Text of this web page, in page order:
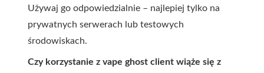
Używaj go odpowiedzialnie – najlepiej tylko na
prywatnych serwerach lub testowych
środowiskach.
Czy korzystanie z vape ghost client wiąże się z